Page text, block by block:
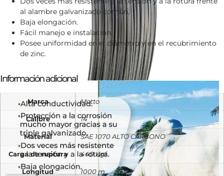
al alambre galvanizado común.
Baja elongación.
Fácil manejo e instalación.
Posee uniformidad en el diámetro y en el recubrimiento
de zinc.
Información adicional
Marca Motto
Calibre 14
Material SAE 1070 ALTO CARBONO
Carga de ruptura 440 Kgf
Longitud 1000 m